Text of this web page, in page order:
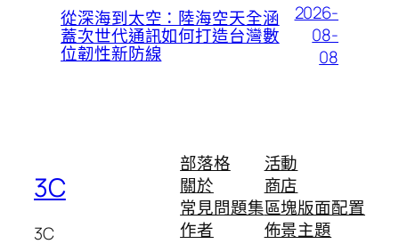
從深海到太空：陸海空天全涵
蓋次世代通訊如何打造台灣數
位韌性新防線
2026-
08-
08
3C
3C
部落格
關於
常見問題集
作者
活動
商店
區塊版面配置
佈景主題